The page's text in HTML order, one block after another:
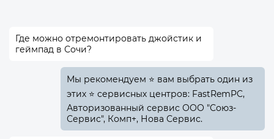
Где можно отремонтировать джойстик и
геймпад в Сочи?
Мы рекомендуем ⭐ вам выбрать один из
этих ⭐ сервисных центров: FastRemPC,
Авторизованный сервис ООО "Союз-
Сервис", Комп+, Нова Сервис.